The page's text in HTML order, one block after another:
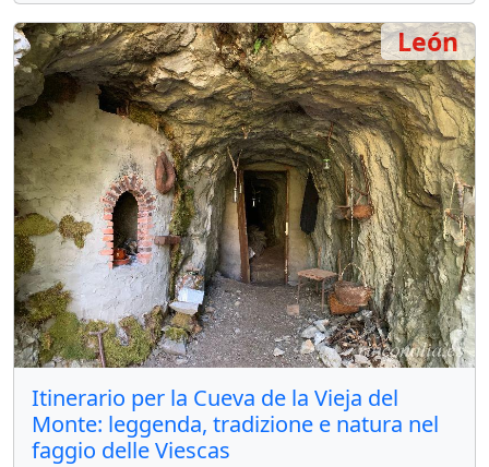
Itinerario per la Cueva de la Vieja del
Monte: leggenda, tradizione e natura nel
faggio delle Viescas
León